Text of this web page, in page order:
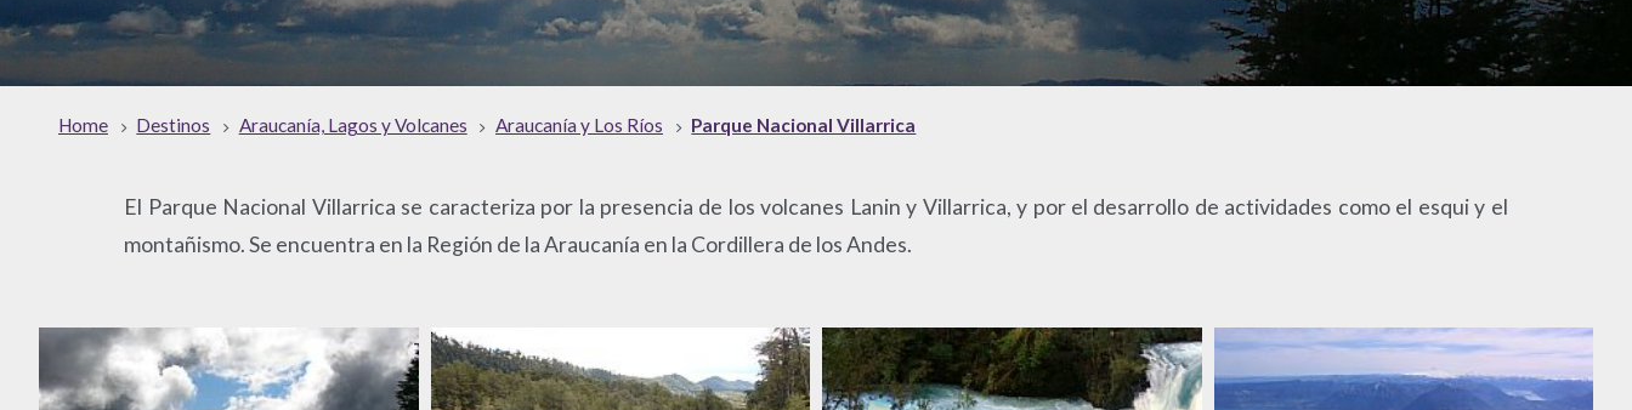
Home Destinos Araucanía, Lagos y Volcanes Araucanía y Los Ríos Parque Nacional Villarrica
El Parque Nacional Villarrica se caracteriza por la presencia de los volcanes Lanin y Villarrica, y por el desarrollo de actividades como el esqui y el
montañismo. Se encuentra en la Región de la Araucanía en la Cordillera de los Andes.